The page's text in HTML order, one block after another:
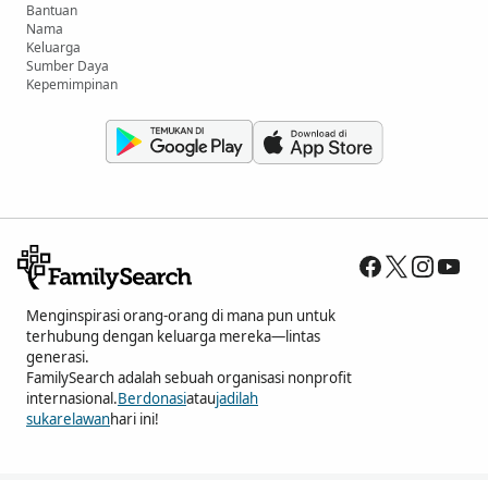
Bantuan
Nama
Keluarga
Sumber Daya
Kepemimpinan
Menginspirasi orang-orang di mana pun untuk
terhubung dengan keluarga mereka—lintas
generasi.
FamilySearch adalah sebuah organisasi nonprofit
internasional.Berdonasiataujadilah
sukarelawanhari ini!